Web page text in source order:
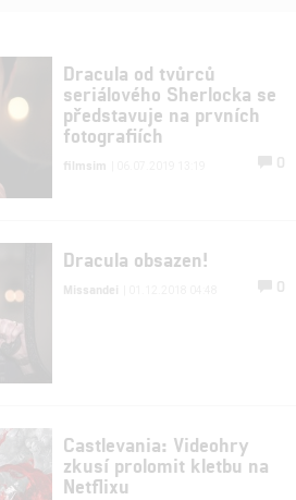
Dracula od tvůrců
seriálového Sherlocka se
představuje na prvních
fotografiích
filmsim 0
Dracula obsazen!
Missandei 0
Castlevania: Videohry
zkusí prolomit kletbu na
Netflixu